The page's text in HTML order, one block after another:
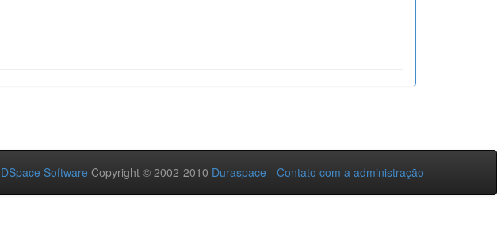
DSpace Software Copyright © 2002-2010 Duraspace - Contato com a administração